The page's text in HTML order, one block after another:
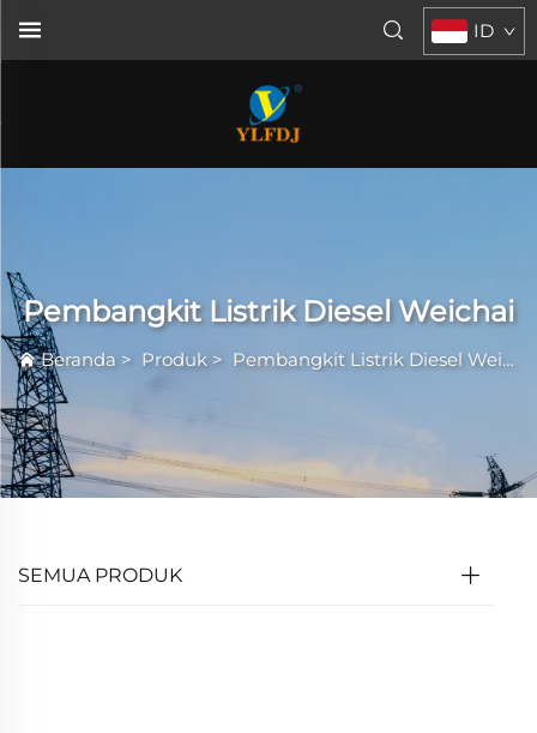
ID
Pembangkit Listrik Diesel Weichai
Beranda> Produk > Pembangkit Listrik Diesel Weichai
SEMUA PRODUK